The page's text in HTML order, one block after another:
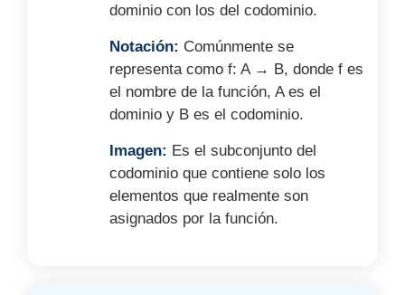
dominio con los del codominio.
Notación: Comúnmente se
representa como f: A → B, donde f es
el nombre de la función, A es el
dominio y B es el codominio.
Imagen: Es el subconjunto del
codominio que contiene solo los
elementos que realmente son
asignados por la función.